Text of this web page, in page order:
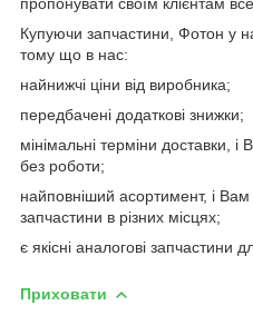
Купуючи запчастини, Фотон у
тому що в нас:
найнижчі ціни від виробника;
передбачені додаткові знижки;
мінімальні терміни доставки,
без роботи;
найповніший асортимент, і
запчастини в різних місцях;
є якісні аналогові запчастини
Приховати